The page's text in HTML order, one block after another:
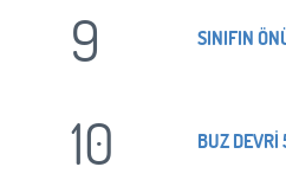
9 SINIFIN
10 BUZ